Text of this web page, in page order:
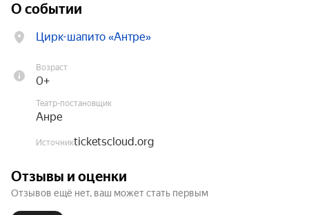
О событии
Цирк-шапито «Антре»
Возраст
0+
Театр-постановщик
Анре
Источникticketscloud.org
Отзывы и оценки
Отзывов ещё нет, ваш может стать первым